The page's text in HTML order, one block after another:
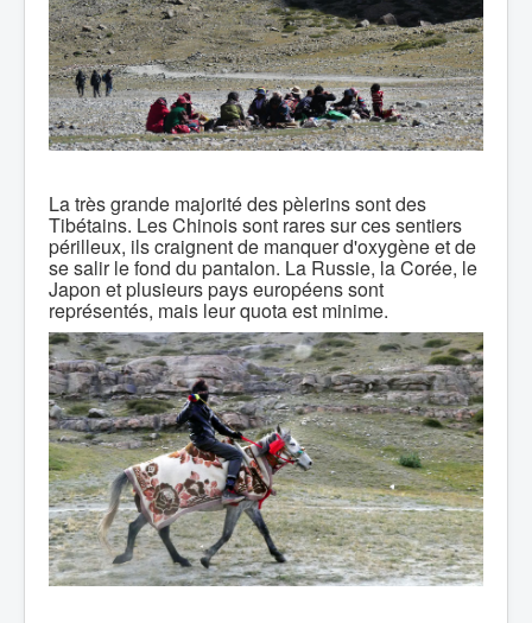
La très grande majorité des pèlerins sont des
Tibétains. Les Chinois sont rares sur ces sentiers
périlleux, ils craignent de manquer d'oxygène et de
se salir le fond du pantalon. La Russie, la Corée, le
Japon et plusieurs pays européens sont
représentés, mais leur quota est minime.